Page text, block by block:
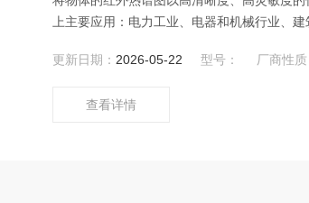
上主要应用：电力工业、电器和机械行业、
更新日期： 2026-05-22 型号： 厂商性
查看详情